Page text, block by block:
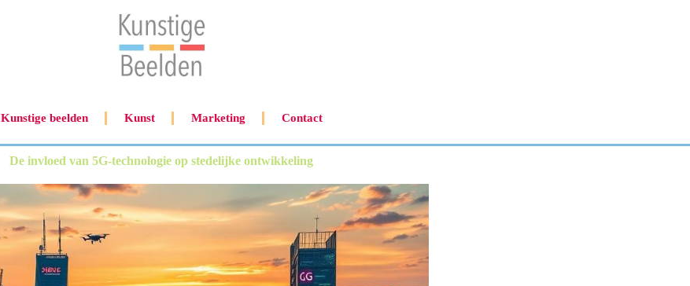
Kunstige beelden Kunst Marketing Contact
De invloed van 5G-technologie op stedelijke ontwikkeling